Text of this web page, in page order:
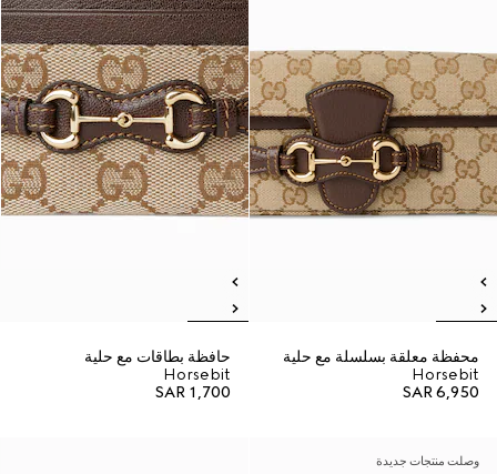
محفظة معلقة بسلسلة مع حلية
Horsebit
SAR 6,950
حافظة بطاقات مع حلية
Horsebit
SAR 1,700
وصلت منتجات جديدة